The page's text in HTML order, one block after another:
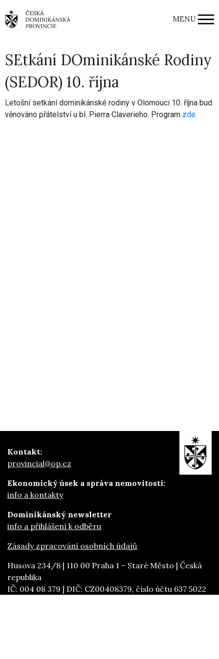
MENU
SEtkání DOminikánské Rodiny
(SEDOR) 10. října
Letošní setkání dominikánské rodiny v Olomouci 10. října bud
věnováno přátelství u bl. Pierra Claverieho. Program zde.
Kontakt:
provincial@op.cz
Ekonomický úsek a správa nemovitostí:
info a kontakty
Dominikánský newsletter
info a přihlášení k odběru
Zásady zpracování osobních údajů
Husova 234/8 | 110 00 Praha 1 – Staré Město | Česká
republika
IČ: 004 08 379 | DIČ: CZ00408379, číslo účtu 637 5022